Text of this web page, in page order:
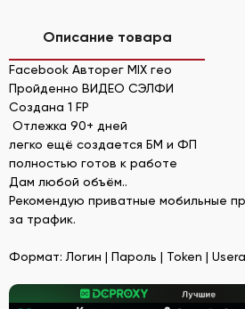
Описание товара
Facebook Авторег MIX гео
Пройденно ВИДЕО СЭЛФИ
Создана 1 FP
Отлежка 90+ дней
легко ещё создается БМ и ФП
полностью готов к работе
Дам любой объём..
Рекомендую приватные мобильные
за трафик.
Формат: Логин | Пароль | Token |